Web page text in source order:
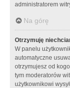
administratorem
Na górę
Otrzymuję
W panelu
automatyczne
otrzymujesz od
tym moderatorów
użytkownikowi